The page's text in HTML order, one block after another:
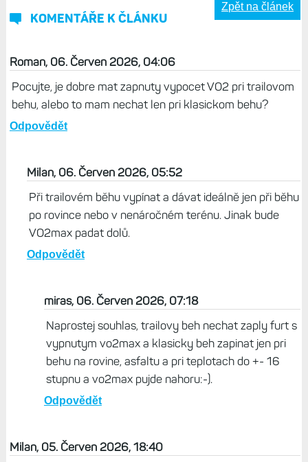
KOMENTÁŘE K ČLÁNKU
Zpět na článek
Roman, 06. Červen 2026, 04:06
Pocujte, je dobre mat zapnuty vypocet VO2 pri trailovom
behu, alebo to mam nechat len pri klasickom behu?
Odpovědět
Milan, 06. Červen 2026, 05:52
Při trailovém běhu vypínat a dávat ideálně jen při běhu
po rovince nebo v nenáročném terénu. Jinak bude
VO2max padat dolů.
Odpovědět
miras, 06. Červen 2026, 07:18
Naprostej souhlas, trailovy beh nechat zaply furt s
vypnutym vo2max a klasicky beh zapinat jen pri
behu na rovine, asfaltu a pri teplotach do +- 16
stupnu a vo2max pujde nahoru:-).
Odpovědět
Milan, 05. Červen 2026, 18:40